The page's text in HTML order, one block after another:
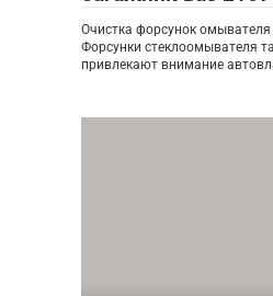
Очистка форсунок омывателя
Форсунки стеклоомывателя
привлекают внимание